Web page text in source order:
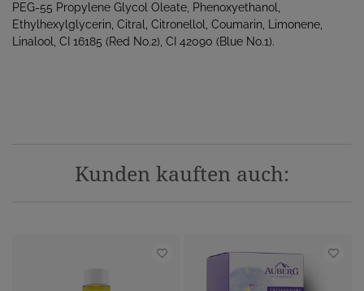
PEG-55 Propylene Glycol Oleate, Phenoxyethanol,
Ethylhexylglycerin, Citral, Citronellol, Coumarin, Limonene,
Linalool, CI 16185 (Red No.2), CI 42090 (Blue No.1).
Kunden kauften auch: